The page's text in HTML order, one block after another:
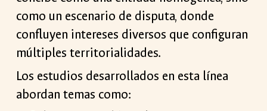
como un escenario de disputa, donde
confluyen intereses diversos que configuran
múltiples territorialidades.
Los estudios desarrollados en esta línea
abordan temas como: